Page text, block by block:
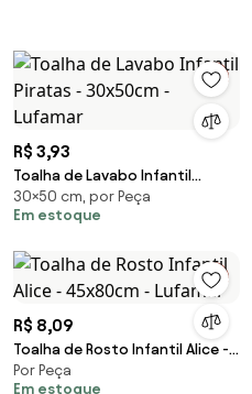
R$ 3,93
Toalha de Lavabo Infantil
Piratas - 30x50cm - Lufamar
30×50 cm, por Peça
Em estoque
R$ 8,09
Toalha de Rosto Infantil Alice -
45x80cm - Lufamar
Por Peça
Em estoque